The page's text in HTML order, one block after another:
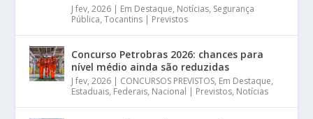
J fev, 2026 | Em Destaque, Notícias, Segurança
Pública,Tocantins | Previstos
Concurso Petrobras 2026: chances para
nível médio ainda são reduzidas
J fev, 2026 | CONCURSOS PREVISTOS, Em Destaque,
Estaduais, Federais, Nacional | Previstos, Notícias